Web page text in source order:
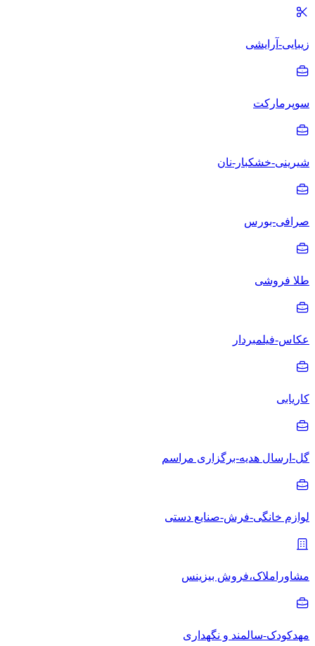
زیبایی-آرایشی
سوپرمارکت
شیرینی-خشکبار-نان
صرافی-بورس
طلا فروشی
عکاس-فیلمبردار
کاریابی
گل-ارسال هدیه-برگزاری مراسم
لوازم خانگی-فرش-صنایع دستی
مشاوراملاک،فروش بیزینس
مهدکودک-سالمند و نگهداری